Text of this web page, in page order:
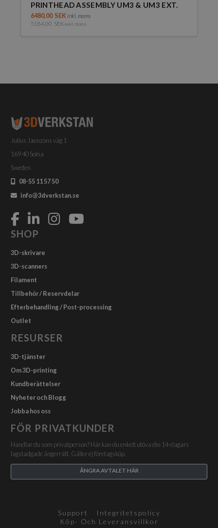
PRINTHEAD ASSEMBLY UM3 & UM3 EXT.
6480,00 SEK inkl. moms
5184,00 SEK exkl. moms
Julius Jaenzons väg 1
169 40 Solna
Sweden
08-55 11 57 50
info@3dverkstan.se
SHOP
3D-skrivare
3D-scanners
Filament
Tillbehör / Reservdelar
Efterbehandling / Post-processing
Outlet
RESURSER
3D-tjänster
Om 3D-printing
Kundberättelser
Nyheter och Blogg
Jobba hos oss
FÖR PRIVATKUNDER
Handlar du som privatperson? Här kan du enkelt utöva din 14-dagars
lagstadgade ångerrätt. Gäller ej företagsköp.
ÅNGRA AVTALET HÄR
Support
Integritetspolicy
Köp- Och Leveransvillkor